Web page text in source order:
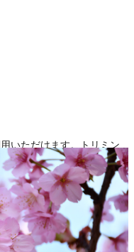
いただけます。トリミン
ット表記は必須です。